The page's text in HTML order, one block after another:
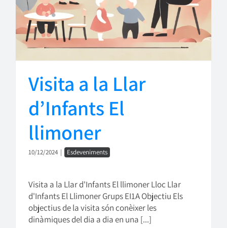
Visita a la Llar
d’Infants El
llimoner
10/12/2024 | Esdeveniments
Visita a la Llar d'Infants El llimoner Lloc Llar
d'Infants El Llimoner Grups EI1A Objectiu Els
objectius de la visita són conèixer les
dinàmiques del dia a dia en una [...]